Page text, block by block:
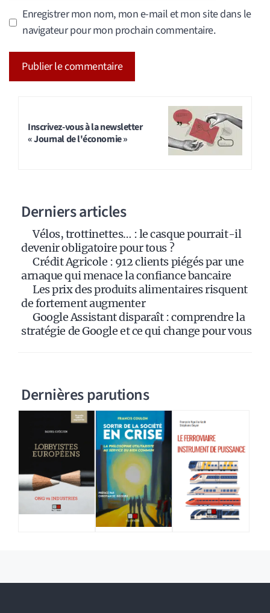
Enregistrer mon nom, mon e-mail et mon site dans le
navigateur pour mon prochain commentaire.
Inscrivez-vous à la newsletter
« Journal de l'économie »
Derniers articles
Vélos, trottinettes… : le casque pourrait-il
devenir obligatoire pour tous ?
Crédit Agricole : 912 clients piégés par une
arnaque qui menace la confiance bancaire
Les prix des produits alimentaires risquent
de fortement augmenter
Google Assistant disparaît : comprendre la
stratégie de Google et ce qui change pour vous
Dernières parutions